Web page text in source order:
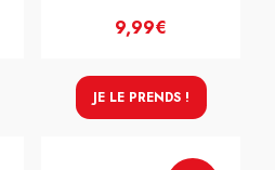
9,99€
JE LE PRENDS !